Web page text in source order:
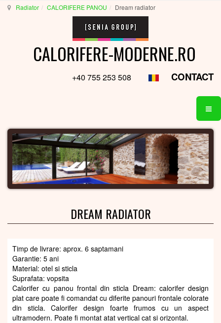
Radiator CALORIFERE PANOU Dream radiator
CALORIFERE-MODERNE.RO
+40 755 253 508 CONTACT
DREAM RADIATOR
Timp de livrare: aprox. 6 saptamani
Garantie: 5 ani
Material: otel si sticla
Suprafata: vopsita
Calorifer cu panou frontal din sticla Dream: calorifer design
plat care poate fi comandat cu diferite panouri frontale colorate
din sticla. Calorifer design foarte frumos cu un aspect
ultramodern. Poate fi montat atat vertical cat si orizontal.